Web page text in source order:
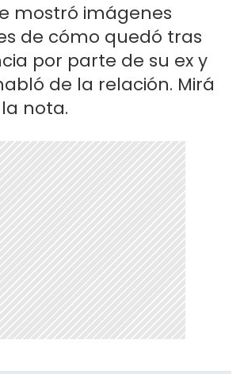
mostró imágenes
de cómo quedó tras
por parte de su ex y
de la relación. Mirá
nota.